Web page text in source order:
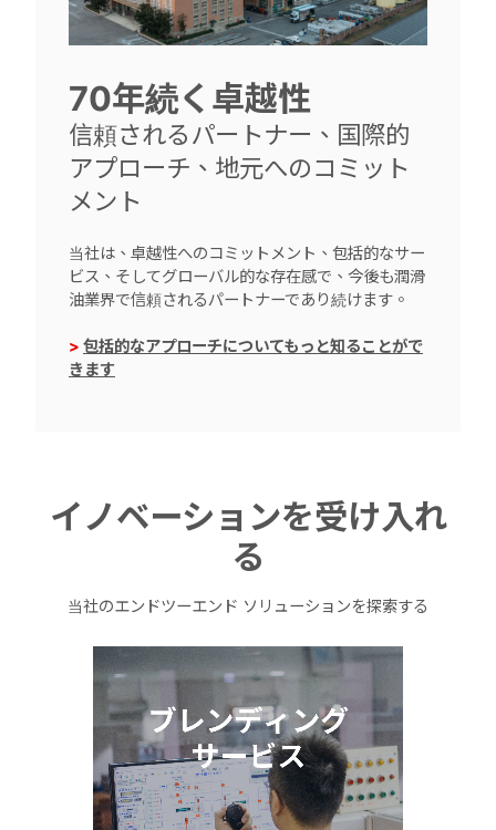
70年続く卓越性
信頼されるパートナー、国際的
アプローチ、地元へのコミット
メント
当社は、卓越性へのコミットメント、包括的なサー
ビス、そしてグローバル的な存在感で、今後も潤滑
油業界で信頼されるパートナーであり続けます。
> 包括的なアプローチについてもっと知ることがで
きます
イノベーションを受け入れ
る
当社のエンドツーエンド ソリューションを探索する